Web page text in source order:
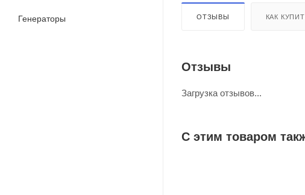
Генераторы ОТЗЫВЫ КАК
Отзывы
Загрузка отзывов...
С этим товаром